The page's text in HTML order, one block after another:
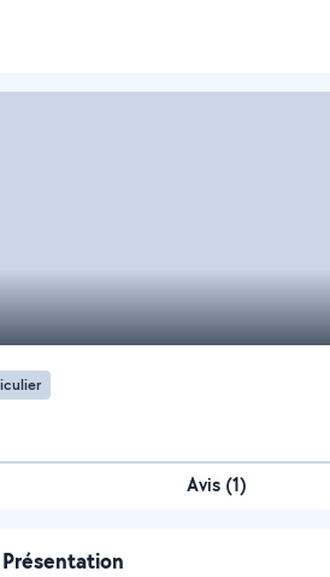
Avis (1)
Présentation